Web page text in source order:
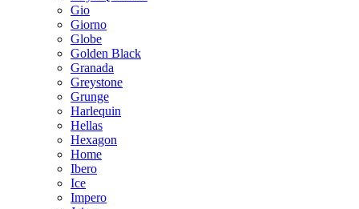
Gio
Giorno
Globe
Golden Black
Granada
Greystone
Grunge
Harlequin
Hellas
Hexagon
Home
Ibero
Ice
Impero